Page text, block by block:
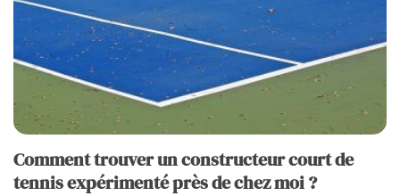
Comment trouver un constructeur court de
tennis expérimenté près de chez moi ?